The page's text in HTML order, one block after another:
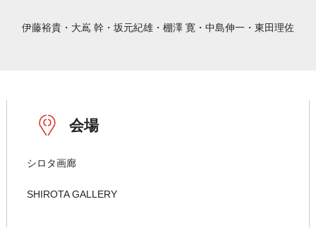
伊藤裕貴・大嶌 幹・坂元紀雄・棚澤 寛・中島伸一・東田理佐
会場
シロタ画廊
SHIROTA GALLERY